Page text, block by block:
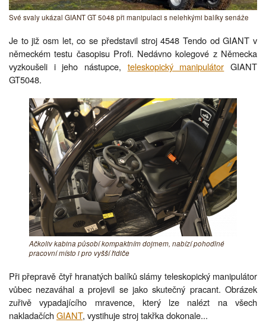
Své svaly ukázal GIANT GT 5048 při manipulaci s nelehkými balíky senáže
Je to již osm let, co se představil stroj 4548 Tendo od GIANT v
německém testu časopisu Profi. Nedávno kolegové z Německa
vyzkoušeli i jeho nástupce, teleskopický manipulátor GIANT
GT5048.
Ačkoliv kabina působí kompaktním dojmem, nabízí pohodlné
pracovní místo i pro vyšší řidiče
Při přepravě čtyř hranatých balíků slámy teleskopický manipulátor
vůbec nezaváhal a projevil se jako skutečný pracant. Obrázek
zuřivě vypadajícího mravence, který lze nalézt na všech
nakladačíchGIANT, vystihuje stroj takřka dokonale...